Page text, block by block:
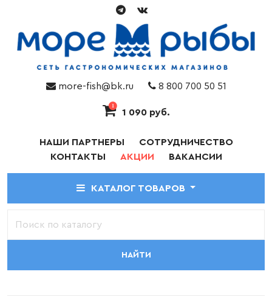
more-fish@bk.ru 8 800 700 50 51
1
1 090 руб.
НАШИ ПАРТНЕРЫ
СОТРУДНИЧЕСТВО
КОНТАКТЫ
АКЦИИ ВАКАНСИИ
КАТАЛОГ ТОВАРОВ
НАЙТИ